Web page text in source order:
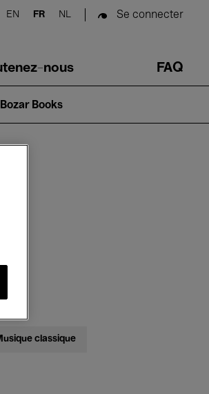
search
EN FR NL Se connecter
nous FAQ
Bozar Books
classique